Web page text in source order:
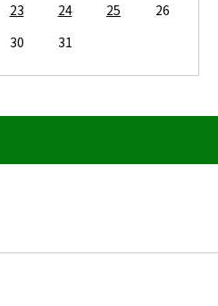
23 24 25
26
30 31